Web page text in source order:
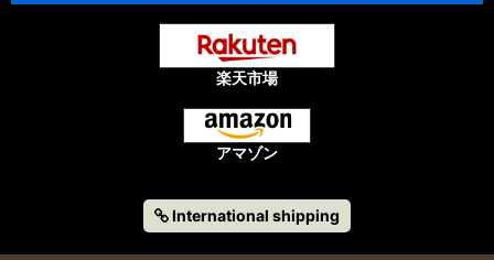
楽天市場
アマゾン
International shipping